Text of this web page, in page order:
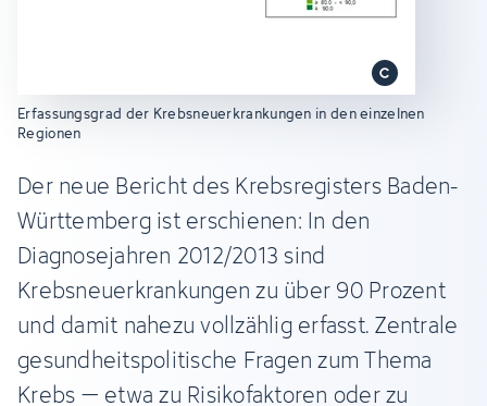
Erfassungsgrad der Krebsneuerkrankungen in den einzelnen
Regionen
Der neue Bericht des Krebsregisters Baden-
Württemberg ist erschienen: In den
Diagnosejahren 2012/2013 sind
Krebsneuerkrankungen zu über 90 Prozent
und damit nahezu vollzählig erfasst. Zentrale
gesundheitspolitische Fragen zum Thema
Krebs – etwa zu Risikofaktoren oder zu